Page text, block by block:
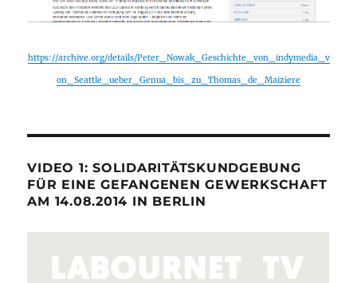
https://archive.org/details/Peter_Nowak_Geschichte_von_indymedia_v
on_Seattle_ueber_Genua_bis_zu_Thomas_de_Maiziere
VIDEO 1: SOLIDARITÄTSKUNDGEBUNG
FÜR EINE GEFANGENEN GEWERKSCHAFT
AM 14.08.2014 IN BERLIN